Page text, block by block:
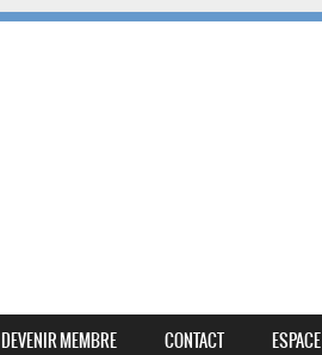
DEVENIR MEMBRE CONTACT